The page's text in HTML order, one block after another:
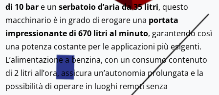
di 10 bar e unserbatoio d’aria da 35 litri, questo
macchinario è in grado di erogare una portata
impressionante di 670 litri al minuto, garantendo così
una potenza costante per le applicazioni più esigenti.
L’alimentazione a benzina, con un consumo contenuto
di 2 litri all’ora, assicura un’autonomia prolungata e la
possibilità di operare in luoghi remoti senza